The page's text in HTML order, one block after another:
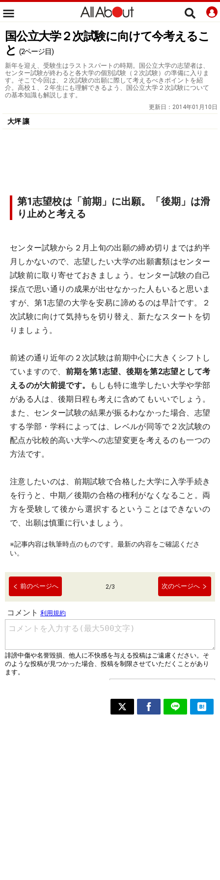
国公立大学２次試験に向けて今考えるこ
と (2ページ目)
新年を迎え、受験生はラストスパートの時期。国公立大学の志望者は、
センター試験が終わると各大学の個別試験（２次試験）の準備に入りま
す。そこで今回は、２次試験の出願に際して考えるべきポイントを紹
介。高校１、２年生にも理解できるよう、国公立大学２次試験について
の基本知識も解説します。
更新日： 2014年01月10日
大坪 讓
第1志望校は「前期」に出願。「後期」は滑
り止めと考える
センター試験から２月上旬の出願の締め切りまでは約半
月しかないので、志望したい大学の出願書類はセンター
試験前に取り寄せておきましょう。センター試験の自己
採点で思い通りの成果が出せなかった人もいると思いま
すが、第1志望の大学を安易に諦めるのは早計です。２
次試験に向けて気持ちを切り替え、新たなスタートを切
りましょう。
前述の通り近年の２次試験は前期中心に大きくシフトし
ていますので、 前期を第1志望、後期を第2志望として考
えるのが大前提です。
もしも特に進学したい大学や学部
がある人は、後期日程も考えに含めてもいいでしょう。
また、センター試験の結果が振るわなかった場合、志望
する学部・学科によっては、レベルが同等で２次試験の
配点が比較的高い大学への志望変更を考えるのも一つの
方法です。
注意したいのは、前期試験で合格した大学に入学手続き
を行うと、中期／後期の合格の権利がなくなること。両
方を受験して後から選択するということはできないの
で、出願は慎重に行いましょう。
※記事内容は執筆時点のものです。最新の内容をご確認くださ
い。
前のページへ 2/3 次のページへ